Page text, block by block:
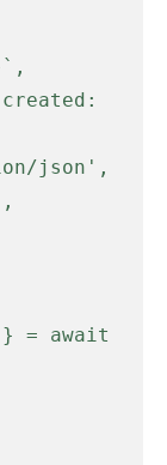
= await